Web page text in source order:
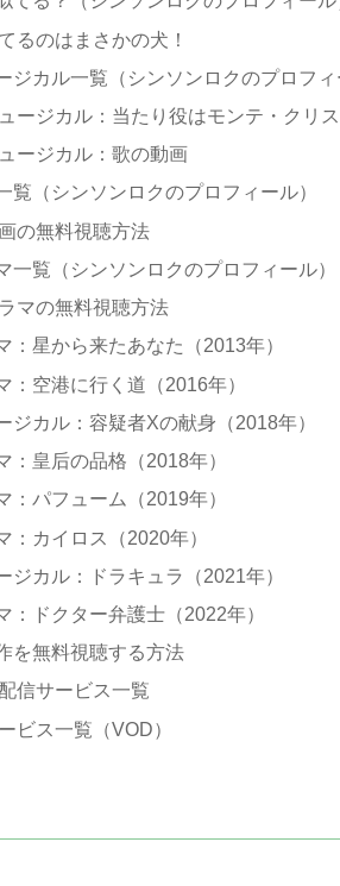
るのはまさかの犬！
ジカル一覧（シンソンロクのプロフィ
ージカル：当たり役はモンテ・クリ
ージカル：歌の動画
覧（シンソンロクのプロフィール）
の無料視聴方法
一覧（シンソンロクのプロフィール）
マの無料視聴方法
：星から来たあなた（2013年）
：空港に行く道（2016年）
ジカル：容疑者Xの献身（2018年）
：皇后の品格（2018年）
：パフューム（2019年）
：カイロス（2020年）
ジカル：ドラキュラ（2021年）
：ドクター弁護士（2022年）
を無料視聴する方法
信サービス一覧
ビス一覧（VOD）